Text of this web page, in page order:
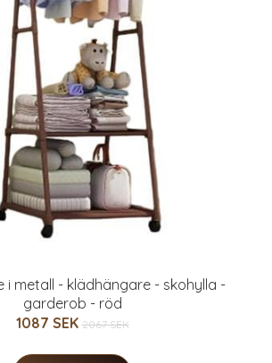
i metall - klädhängare - skohylla -
garderob - röd
1087 SEK 2067 SEK